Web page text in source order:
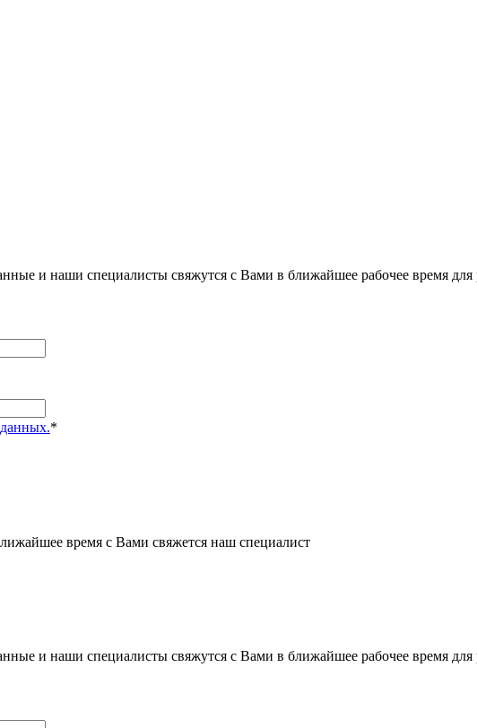
и наши специалисты свяжутся с Вами в ближайшее рабочее время
*
время с Вами свяжется наш специалист
и наши специалисты свяжутся с Вами в ближайшее рабочее время